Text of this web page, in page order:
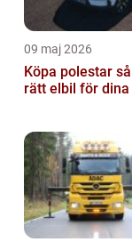
09 maj 2026
Köpa polestar så väljer du
rätt elbil för dina